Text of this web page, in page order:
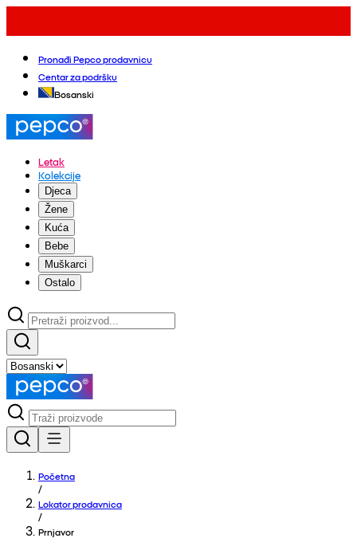
Pronađi Pepco prodavnicu
Centar za podršku
Bosanski
Letak
Kolekcije
Djeca
Žene
Kuća
Bebe
Muškarci
Ostalo
Početna
/
Lokator prodavnica
/
Prnjavor